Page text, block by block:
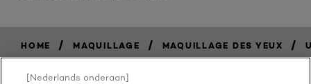
HOME / MAQUILLAGE / MAQUILLAGE DES YEUX /
[Nederlands onderaan]